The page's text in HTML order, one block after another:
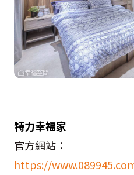
特力幸福家
官方網站：
https://